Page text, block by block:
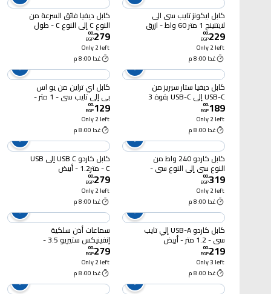
كابل ايكونز تايب سى الى
لايتنينج 1 متر 60 واط - ازرق
229
.
00
EGP
Only 2 left
غدا 8:00 م
كابل ديفيا فائق السرعة من
النوع C إلى النوع C - طول
1.5 متر - 60 واط - لون
تيتانيوم صحراوي
279
.
00
EGP
Only 2 left
غدا 8:00 م
كابل ديفيا ستار سيريز من
USB-C إلى USB-C بقوة 3
- MP815
189
.
00
EGP
Only 2 left
غدا 8:00 م
كابل اي تراين من يو اس
بي إلى تايب سي - 1 متر -
أبيض - DC05W
129
.
00
EGP
Only 2 left
غدا 8:00 م
كابل كاردو 240 واط من
النوع سى إلى النوع سى -
1.2 متر
319
.
00
EGP
Only 2 left
غدا 8:00 م
كابل كاردو USB C إلى USB
C - متر1.2 - أبيض
279
.
00
EGP
Only 2 left
غدا 8:00 م
كابل كاردو USB-A إلي تايب
سي - 1.2 متر - أبيض
219
.
00
EGP
Only 3 left
غدا 8:00 م
سماعات أذن سلكية
إنفينيكس ستيريو 3.5 -
XH02
279
.
00
EGP
Only 2 left
غدا 8:00 م